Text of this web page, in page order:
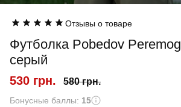
Отзывы о товаре
Футболка Pobedov
серый
530 грн. 580 грн.
Бонусные баллы: 15